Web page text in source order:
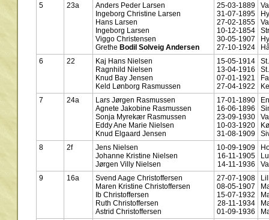
5
23a
Anders Peder Larsen
Ingeborg Christine Larsen
Hans Larsen
Ingeborg Larsen
Viggo Christensen
Grethe Bodil Solveig Andersen
25-03-1889
31-07-1895
27-02-1855
10-12-1854
30-05-1907
27-10-1924
6
22
Kaj Hans Nielsen
Ragnhild Nielsen
Knud Bay Jensen
Keld Lønborg Rasmussen
15-05-1914
13-04-1916
07-01-1921
27-04-1922
7
24a
Lars Jørgen Rasmussen
Agnete Jakobine Rasmussen
Sonja Myrekær Rasmussen
Eddy Ane Marie Nielsen
Knud Elgaard Jensen
17-01-1890
16-06-1896
23-09-1930
10-03-1920
31-08-1909
8
2f
Jens Nielsen
Johanne Kristine Nielsen
Jørgen Villy Nielsen
10-09-1909
16-11-1905
14-11-1936
9
16a
Svend Aage Christoffersen
Maren Kristine Christoffersen
Ib Christoffersen
Ruth Christoffersen
Astrid Christoffersen
27-07-1908
08-05-1907
15-07-1932
28-11-1934
01-09-1936